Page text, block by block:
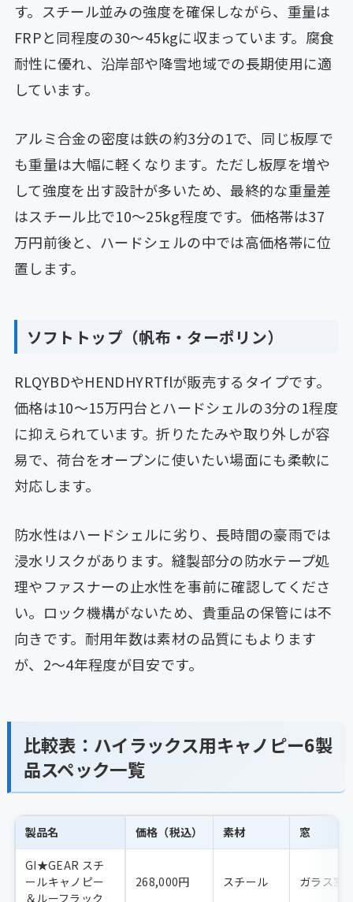
す。スチール並みの強度を確保しながら、重量は
FRPと同程度の30〜45kgに収まっています。腐食
耐性に優れ、沿岸部や降雪地域での長期使用に適
しています。
アルミ合金の密度は鉄の約3分の1で、同じ板厚で
も重量は大幅に軽くなります。ただし板厚を増や
して強度を出す設計が多いため、最終的な重量差
はスチール比で10〜25kg程度です。価格帯は37
万円前後と、ハードシェルの中では高価格帯に位
置します。
ソフトトップ（帆布・ターポリン）
RLQYBDやHENDHYRTflが販売するタイプです。
価格は10〜15万円台とハードシェルの3分の1程度
に抑えられています。折りたたみや取り外しが容
易で、荷台をオープンに使いたい場面にも柔軟に
対応します。
防水性はハードシェルに劣り、長時間の豪雨では
浸水リスクがあります。縫製部分の防水テープ処
理やファスナーの止水性を事前に確認してくださ
い。ロック機構がないため、貴重品の保管には不
向きです。耐用年数は素材の品質にもよります
が、2〜4年程度が目安です。
比較表：ハイラックス用キャノピー6製
品スペック一覧
製品名 価格（税込） 素材 窓
GI★GEAR スチ
ールキャノピー
＆ルーフラック
268,000円 スチール ガラス窓